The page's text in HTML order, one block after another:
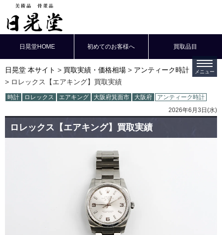
日晃堂HOME 初めてのお客様へ 買取品目
日晃堂 本サイト 買取実績・価格相場
アンティーク時計
ロレックス【エアキング】買取実績
時計 ロレックス エアキング 大阪府箕面市 大阪府
アンティーク時計
2026年6月3日(水)
ロレックス【エアキング】買取実績